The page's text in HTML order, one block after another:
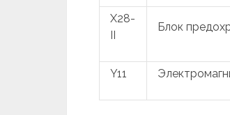
X28-
II
Блок
Y11